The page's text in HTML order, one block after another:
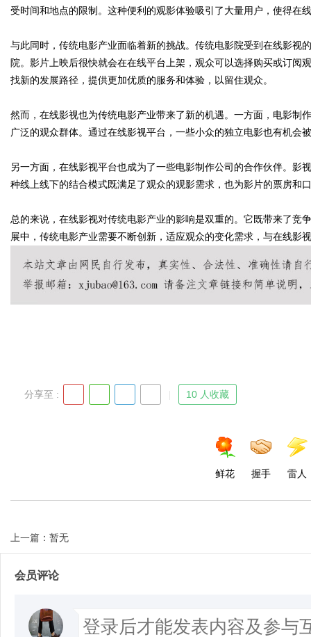
ar
受时间和地点的限制。这种便利的观影体验吸引了大量用户，使得在
与此同时，传统电影产业面临着新的挑战。传统电影院受到在线影视
院。影片上映后很快就会在在线平台上架，观众可以选择购买或订阅
找新的发展路径，提供更加优质的服务和体验，以留住观众。
然而，在线影视也为传统电影产业带来了新的机遇。一方面，电影制
广泛的观众群体。通过在线影视平台，一些小众的独立电影也有机会
另一方面，在线影视平台也成为了一些电影制作公司的合作伙伴。影
种线上线下的结合模式既满足了观众的观影需求，也为影片的票房和
总的来说，在线影视对传统电影产业的影响是双重的。它既带来了竞
展中，传统电影产业需要不断创新，适应观众的变化需求，与在线影
分享至 : 10 人收藏
鲜花 握手 雷人
上一篇：暂无
会员评论